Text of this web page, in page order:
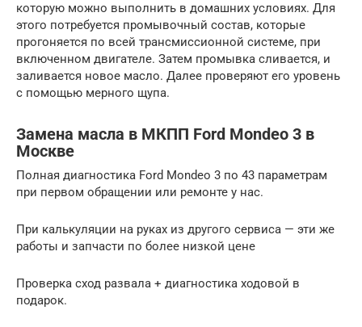
которую можно выполнить в домашних условиях. Для
этого потребуется промывочный состав, которые
прогоняется по всей трансмиссионной системе, при
включенном двигателе. Затем промывка сливается, и
заливается новое масло. Далее проверяют его уровень
с помощью мерного щупа.
Замена масла в МКПП Ford Mondeo 3 в
Москве
Полная диагностика Ford Mondeo 3 по 43 параметрам
при первом обращении или ремонте у нас.
При калькуляции на руках из другого сервиса — эти же
работы и запчасти по более низкой цене
Проверка сход развала + диагностика ходовой в
подарок.